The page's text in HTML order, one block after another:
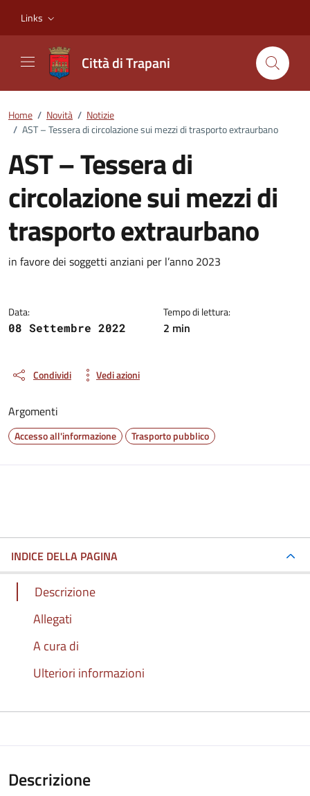
Links
Città di Trapani
Home / Novità / Notizie
/ AST – Tessera di circolazione sui mezzi di trasporto extraurbano
AST – Tessera di
circolazione sui mezzi di
trasporto extraurbano
Dettagli della notizia
in favore dei soggetti anziani per l’anno 2023
Data:
08 Settembre 2022
Tempo di lettura:
2 min
Condividi Vedi azioni
Argomenti
Accesso all'informazione Trasporto pubblico
INDICE DELLA PAGINA
Descrizione
Allegati
A cura di
Ulteriori informazioni
Descrizione